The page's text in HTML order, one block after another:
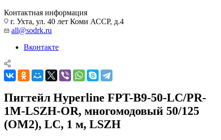
Контактная информация
г. Ухта, ул. 40 лет Коми АССР, д.4
all@sodrk.ru
Вконтакте
Пигтейл Hyperline FPT-B9-50-LC/PR-
1M-LSZH-OR, многомодовый 50/125
(OM2), LC, 1 м, LSZH